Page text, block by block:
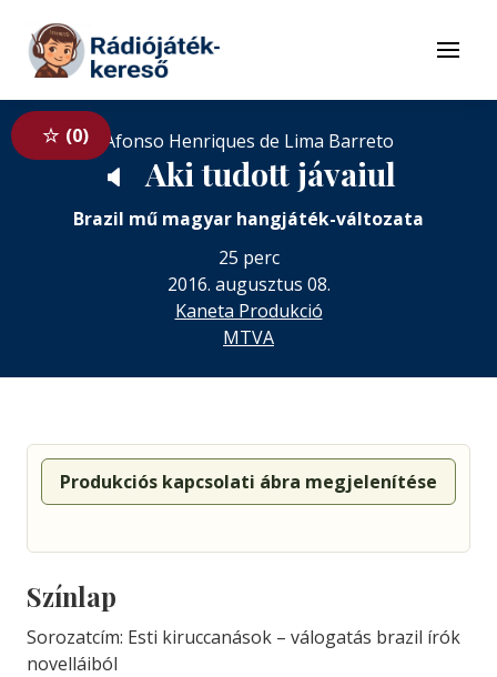
Tovább a tartalomhoz
Menü
0 Afonso Henriques de Lima Barreto
🔈 Aki tudott jávaiul
Brazil mű magyar hangjáték-változata
25 perc
2016. augusztus 08.
Kaneta Produkció
MTVA
Produkciós kapcsolati ábra megjelenítése
Színlap
Sorozatcím: Esti kiruccanások – válogatás brazil írók
novelláiból